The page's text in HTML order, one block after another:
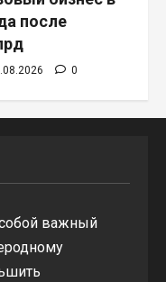
после
0
собой важный